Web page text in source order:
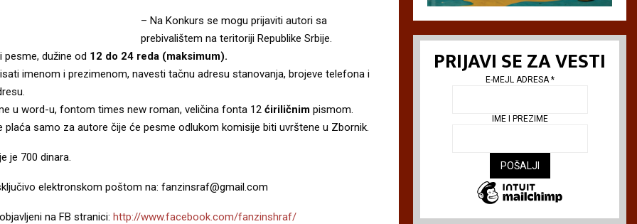
– Na Konkurs se mogu prijaviti autori sa
prebivalištem na teritoriji Republike Srbije.
pesme, dužine od 12 do 24 reda (maksimum).
imenom i prezimenom, navesti tačnu adresu stanovanja, brojeve telefona i
u word-u, fontom times new roman, veličina fonta 12 ćiriličnim pismom.
plaća samo za autore čije će pesme odlukom komisije biti uvrštene u Zbornik.
je 700 dinara.
elektronskom poštom na: fanzinsraf@gmail.com
na FB stranici: http://www.facebook.com/fanzinshraf/
PRIJAVI SE ZA VESTI
E-MEJL ADRESA*
IME I PREZIME